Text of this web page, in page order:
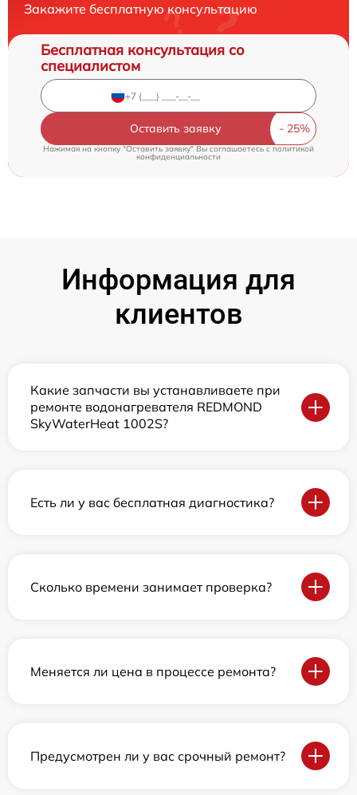
Закажите бесплатную консультацию
Бесплатная консультация со
специалистом
Оставить заявку
Нажимая на кнопку "Оставить заявку" Вы соглашаетесь c политикой
конфиденциальности
Информация для
клиентов
Какие запчасти вы устанавливаете при
ремонте водонагревателя REDMOND
SkyWaterHeat 1002S?
Есть ли у вас бесплатная диагностика?
Сколько времени занимает проверка?
Меняется ли цена в процессе ремонта?
Предусмотрен ли у вас срочный ремонт?